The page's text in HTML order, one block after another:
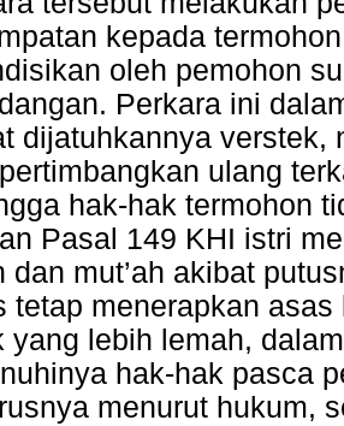
kepada
oleh pemohon
Perkara ini
dijatuhkannya verstek,
ulang
hak-hak termohon
Pasal 149 KHI istri
dan mut’ah akibat
tetap menerapkan
yang lebih lemah,
hak-hak pasca
menurut hukum,